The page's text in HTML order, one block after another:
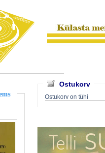
Ostukorv
Ostukorv on tühi